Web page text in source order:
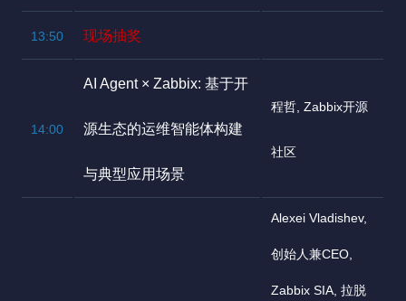
13:50 现场抽奖
14:00
AI Agent × Zabbix: 基于开
源生态的运维智能体构建
与典型应用场景
程哲, Zabbix开源
社区
Alexei Vladishev,
创始人兼CEO,
Zabbix SIA, 拉脱